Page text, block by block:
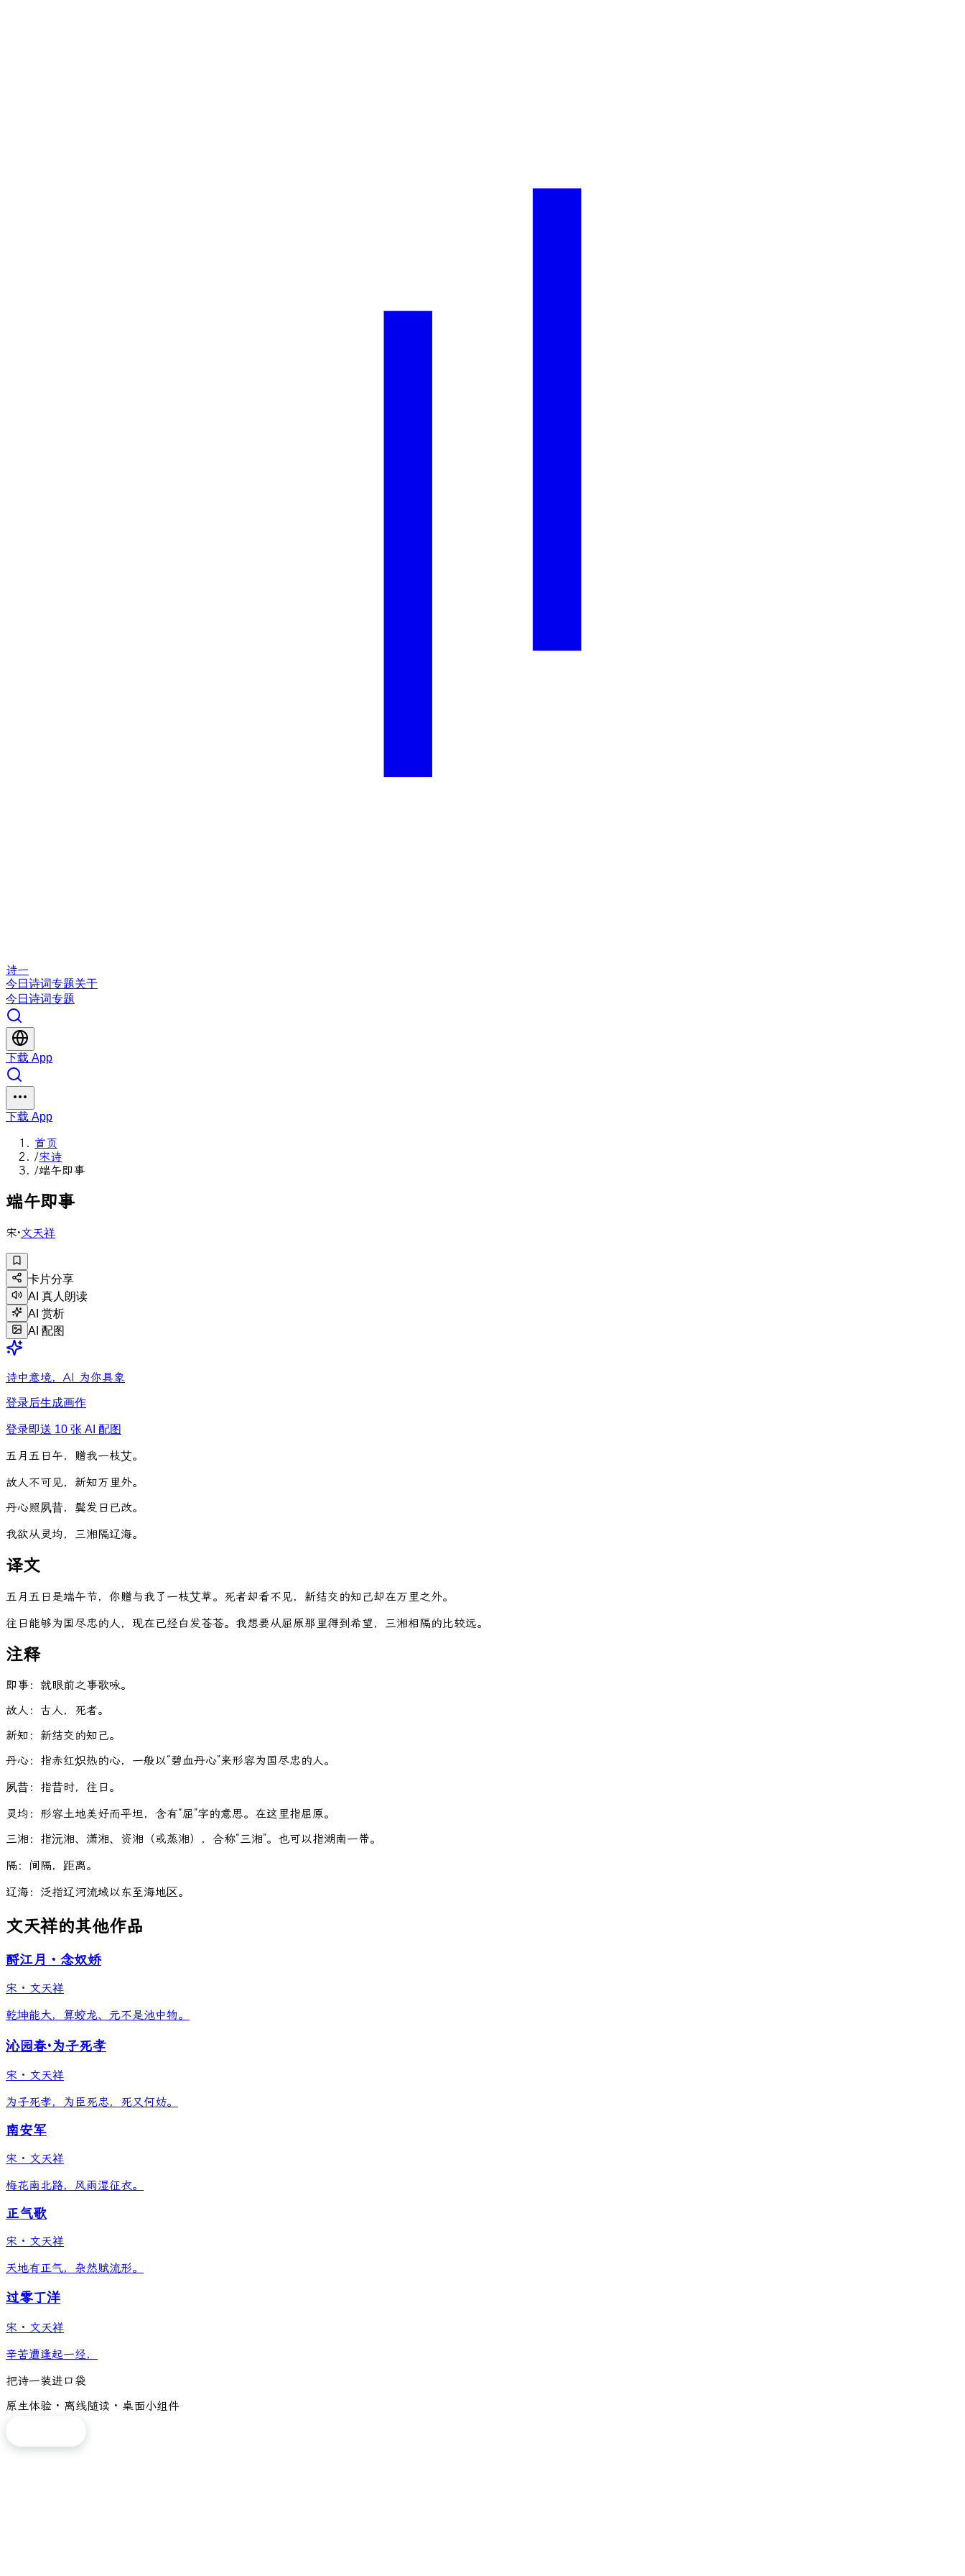
诗一
今日 诗词专题关于
今日 诗词专题
下载 App
下载 App
首页
/宋诗
/端午即事
端午即事
宋·文天祥
卡片分享
AI 真人朗读
AI 赏析
AI 配图
诗中意境，AI 为你具象
登录后生成画作
登录即送 10 张 AI 配图
五月 五 日午， 赠我一枝艾。
故人不可见， 新知万 里外。
丹心照夙昔， 鬓发 日 已改。
我欲从 灵均 ， 三湘隔辽海。
译文
五月五日是端午节，你赠与我了一枝艾草。死者却看不见，新结交的知己却在万里之外。
往日能够为国尽忠的人，现在已经白发苍苍。我想要从屈原那里得到希望，三湘相隔的比较远。
注释
即事：就眼前之事歌咏。
故人：古人，死者。
新知：新结交的知己。
丹心：指赤红炽热的心，一般以“碧血丹心”来形容为国尽忠的人。
夙昔：指昔时，往日。
灵均：形容土地美好而平坦，含有“屈”字的意思。在这里指屈原。
三湘：指沅湘、潇湘、资湘（或蒸湘），合称“三湘”。也可以指湖南一带。
隔：间隔，距离。
辽海：泛指辽河流域以东至海地区。
文天祥的其他作品
酹江月・念奴娇
宋 · 文天祥
乾坤能大，算蛟龙、元不是池中物。
沁园春·为子死孝
宋 · 文天祥
为子死孝，为臣死忠，死又何妨。
南安军
宋 · 文天祥
梅花南北路，风雨湿征衣。
正气歌
宋 · 文天祥
天地有正气，杂然赋流形。
过零丁洋
宋 · 文天祥
辛苦遭逢起一经，
把诗一装进口袋
原生体验 · 离线随读 · 桌面小组件